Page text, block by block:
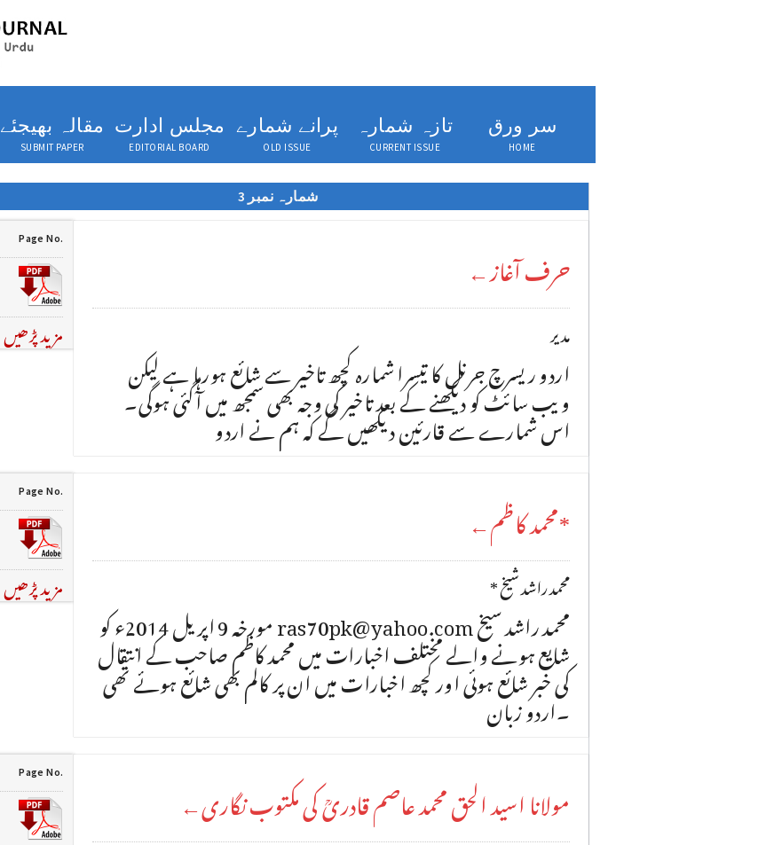
مقالہ بھیجئے
SUBMIT PAPER
مجلس ادارت
EDITORIAL BOARD
پرانے شمارے
OLD ISSUE
تازہ شمارہ
CURRENT ISSUE
سر ورق
HOME
شمارہ نمبر 3
حرف آغاز←
مدیر
اردو ریسرچ جرنل کا تیسرا شمارہ کچھ تاخیر سے شائع ہورہا ہے لیکن
ویب سائٹ کو دیکھنے کے بعد تاخیر کی وجہ بھی سمجھ میں آگئی ہوگی۔
اس شمارے سے قارئین دیکھیں گے کہ ہم نے اردو
Page No.
مزید پڑھیں
*محمد کاظم←
* محمد راشد شیخ
محمد راشد سیخ ras70pk@yahoo.com مورخہ 9 اپریل 2014ء کو
شایع ہونے والے مختلف اخبارات میں محمد کاظم صاحب کے انتقال
کی خبر شائع ہوئی اور کچھ اخبارات میں ان پر کالم بھی شائع ہوئے تھی
۔اردو زبان
Page No.
مزید پڑھیں
مولانا اسید الحق محمد عاصم قادریؒ کی مکتوب نگاری←
Page No.